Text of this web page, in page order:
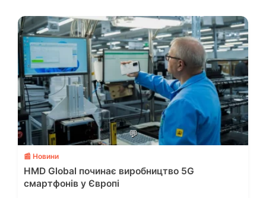
💬
📰 Новини
HMD Global починає виробництво 5G
смартфонів у Європі